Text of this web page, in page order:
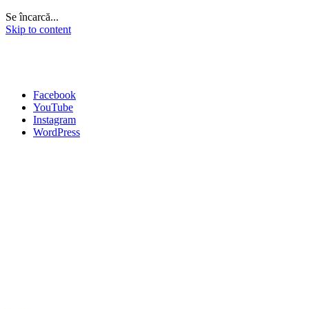
Se încarcă...
Skip to content
Facebook
YouTube
Instagram
WordPress